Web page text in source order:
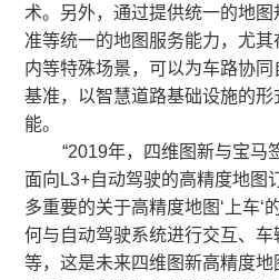
术。另外，通过提供统一的地
准等统一的地图服务能力，尤
内等特殊场景，可以为车路协
基准，以智慧道路基础设施的
能。
“2019年，四维图新与宝马
面向L3+自动驾驶的高精度地图
多重要的关于高精度地图‘上车‘
何与自动驾驶系统进行交互、
等，这是未来四维图新高精度